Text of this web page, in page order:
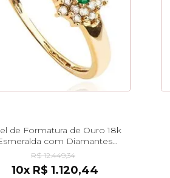
de Formatura de Ouro 18k
com Diamantes
an33808
R$ 12.449,34
10x R$ 1.120,44